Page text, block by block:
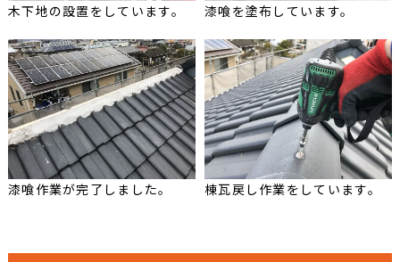
木下地の設置をしています。 漆喰を塗布しています。
漆喰作業が完了しました。 棟瓦戻し作業をしています。